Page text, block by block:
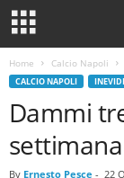
Home Calcio Napoli
CALCIO NAPOLI
Dammi
By Ernesto Pesce - 22